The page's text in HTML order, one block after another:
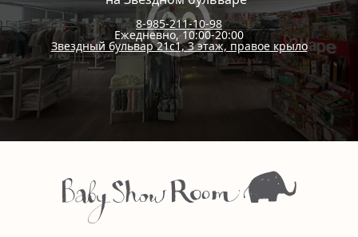
8-985-211-10-98
Ежедневно, 10:00-20:00
Звездный бульвар 21с1, 3 этаж, правое крыло